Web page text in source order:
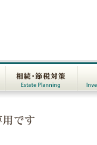
Estate Planning